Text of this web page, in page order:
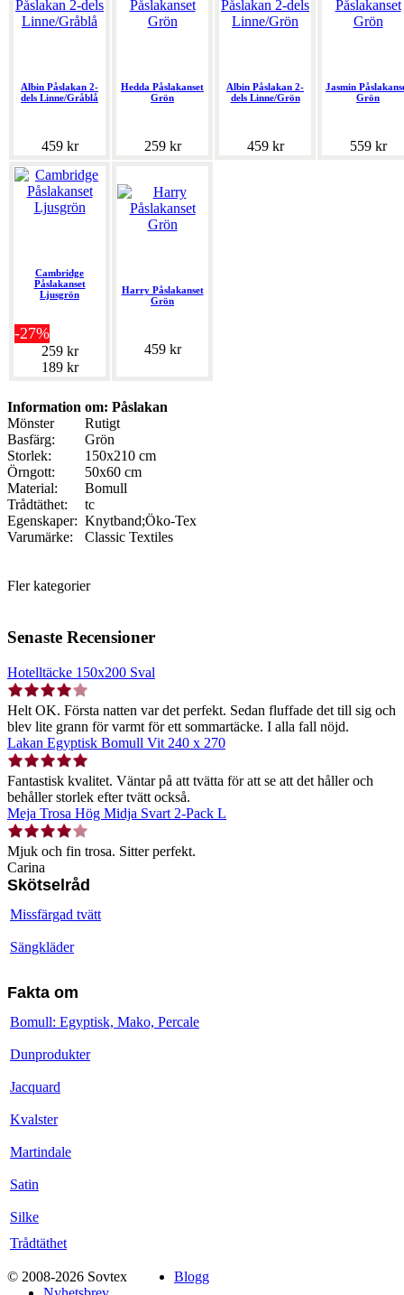
Albin Påslakan 2-
dels Linne/Gråblå
459 kr
Hedda Påslakanset
Grön
259 kr
Albin Påslakan 2-
dels Linne/Grön
459 kr
Jasmin
Grön
559 kr
Cambridge
Påslakanset
Ljusgrön
-27%
259 kr
189 kr
Harry Påslakanset
Grön
459 kr
Information om: Påslakan
Mönster
Rutigt
Basfärg:
Grön
Storlek:
150x210 cm
Örngott:
50x60 cm
Material:
Bomull
Trådtäthet:
tc
Egenskaper: Knytband;Öko-Tex
Varumärke:
Classic Textiles
Fler kategorier
Senaste Recensioner
Hotelltäcke 150x200 Sval
Helt OK. Första natten var det perfekt. Sedan fluffade det till sig och
blev lite grann för varmt för ett sommartäcke. I alla fall nöjd.
Lakan Egyptisk Bomull Vit 240 x 270
Fantastisk kvalitet. Väntar på att tvätta för att se att det håller och
behåller storlek efter tvätt också.
Meja Trosa Hög Midja Svart 2-Pack L
Mjuk och fin trosa. Sitter perfekt.
Carina
Skötselråd
Missfärgad tvätt
Sängkläder
Fakta om
Bomull: Egyptisk, Mako, Percale
Dunprodukter
Jacquard
Kvalster
Martindale
Satin
Silke
Trådtäthet
© 2008-2026 Sovtex
Blogg